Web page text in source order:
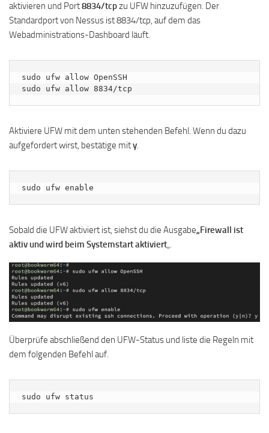
aktivieren und Port8834/tcpzu UFW hinzuzufügen. Der
Standardport von Nessus ist 8834/tcp, auf dem das
Webadministrations-Dashboard läuft.
sudo ufw allow OpenSSH
sudo ufw allow 8834/tcp
Aktiviere UFW mit dem unten stehenden Befehl. Wenn du dazu
aufgefordert wirst, bestätige mity.
sudo ufw enable
Sobald die UFW aktiviert ist, siehst du die Ausgabe„Firewall ist
aktiv und wird beim Systemstart aktiviert„.
Überprüfe abschließend den UFW-Status und liste die Regeln mit
dem folgenden Befehl auf.
sudo ufw status